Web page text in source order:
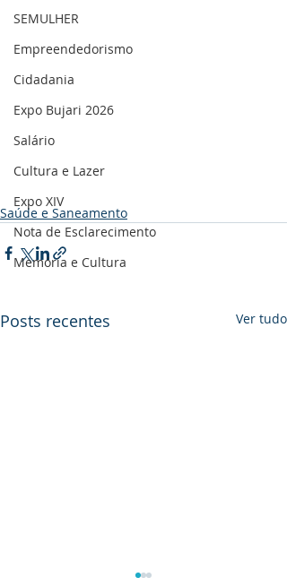
SEMULHER
Empreendedorismo
Cidadania
Expo Bujari 2026
Salário
Cultura e Lazer
Expo XIV
Nota de Esclarecimento
Memória e Cultura
Saúde e Saneamento
Posts recentes Ver tudo